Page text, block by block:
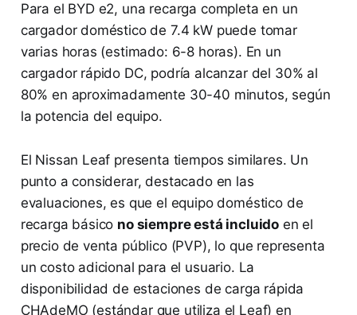
Para el BYD e2, una recarga completa en un
cargador doméstico de 7.4 kW puede tomar
varias horas (estimado: 6-8 horas). En un
cargador rápido DC, podría alcanzar del 30% al
80% en aproximadamente 30-40 minutos, según
la potencia del equipo.
El Nissan Leaf presenta tiempos similares. Un
punto a considerar, destacado en las
evaluaciones, es que el equipo doméstico de
recarga básico no siempre está incluido en el
precio de venta público (PVP), lo que representa
un costo adicional para el usuario. La
disponibilidad de estaciones de carga rápida
CHAdeMO (estándar que utiliza el Leaf) en